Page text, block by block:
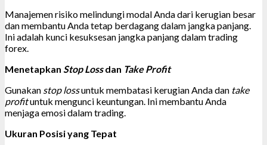
Manajemen risiko melindungi modal Anda dari kerugian besar
dan membantu Anda tetap berdagang dalam jangka panjang.
Ini adalah kunci kesuksesan jangka panjang dalam trading
forex.
Menetapkan Stop Lossdan Take Profit
Gunakan stop lossuntuk membatasi kerugian Anda dan take
profituntuk mengunci keuntungan. Ini membantu Anda
menjaga emosi dalam trading.
Ukuran Posisi yang Tepat